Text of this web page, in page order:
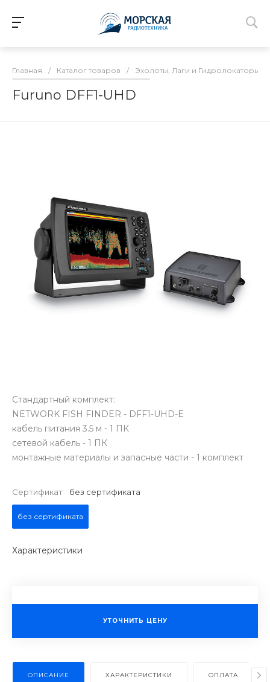
Главная / Каталог товаров / Эхолоты, Лаги и Гидролокаторы
Furuno DFF1-UHD
Стандартный комплект:
NETWORK FISH FINDER - DFF1-UHD-E
кабель питания 3.5 м - 1 ПК
сетевой кабель - 1 ПК
монтажные материалы и запасные части - 1 комплект
Сертификат без сертификата
без сертификата
Характеристики
УТОЧНИТЬ ЦЕНУ
ОПИСАНИЕ ХАРАКТЕРИСТИКИ ОПЛАТА